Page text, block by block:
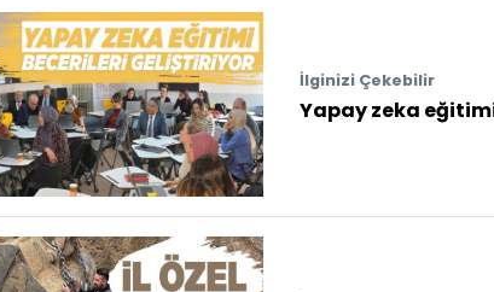
İlginizi Çekebilir
Yapay zeka